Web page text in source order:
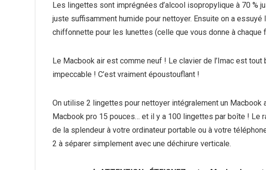
Les lingettes sont imprégnées d’alcool isopropylique à 70 %
juste suffisamment humide pour nettoyer. Ensuite on a
chiffonnette pour les lunettes (celle que vous donne à
Le Macbook air est comme neuf ! Le clavier de l’Imac est tout
impeccable ! C’est vraiment époustouflant !
On utilise 2 lingettes pour nettoyer intégralement un
Macbook pro 15 pouces… et il y a 100 lingettes par boîte ! Le
de la splendeur à votre ordinateur portable ou à votre
2 à séparer simplement avec une déchirure verticale.